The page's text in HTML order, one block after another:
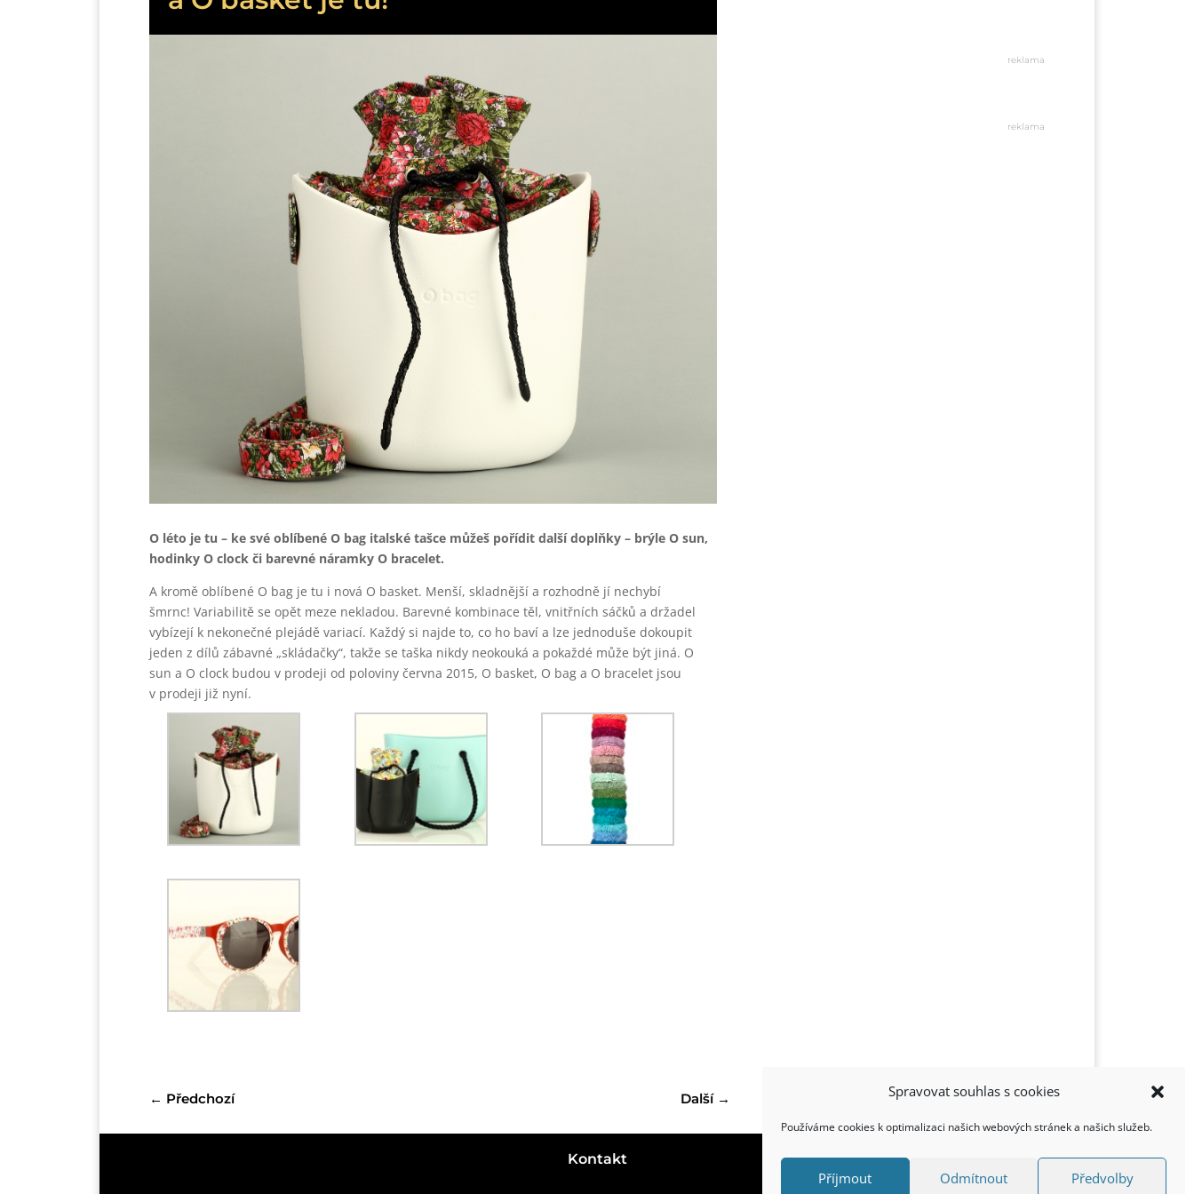
Spravovat souhlas s cookies
Používáme cookies k optimalizaci našich webových stránek a našich služeb.
Příjmout Odmítnout Předvolby
O léto je tu – ke své oblíbené O bag italské tašce můžeš pořídit další doplňky – brýle O sun,
hodinky O clock či barevné náramky O bracelet.
A kromě oblíbené O bag je tu i nová O basket. Menší, skladnější a rozhodně jí nechybí
šmrnc! Variabilitě se opět meze nekladou. Barevné kombinace těl, vnitřních sáčků a držadel
vybízejí k nekonečné plejádě variací. Každý si najde to, co ho baví a lze jednoduše dokoupit
jeden z dílů zábavné „skládačky“, takže se taška nikdy neokouká a pokaždé může být jiná. O
sun a O clock budou v prodeji od poloviny června 2015, O basket, O bag a O bracelet jsou
v prodeji již nyní.
← Předchozí Další→
reklama
reklama
Kontakt